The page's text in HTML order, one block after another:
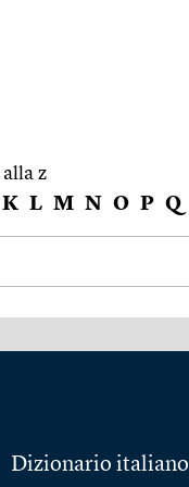
z
K L M N O P Q
Dizionario italiano